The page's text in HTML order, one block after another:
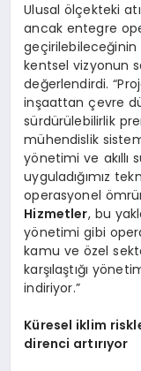
Ulusal ölçekteki
ancak entegre
geçirilebileceğinin
kentsel vizyonun
değerlendirdi.
inşaattan çevre
sürdürülebilirlik
mühendislik
yönetimi ve akıllı
uyguladığımız
operasyonel
Hizmetler, bu
yönetimi gibi
kamu ve özel
karşılaştığı
indiriyor.”
Küresel iklim
direnci artırıyor